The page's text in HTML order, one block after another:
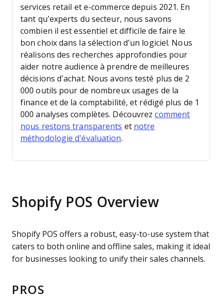
services retail et e-commerce depuis 2021. En
tant qu’experts du secteur, nous savons
combien il est essentiel et difficile de faire le
bon choix dans la sélection d’un logiciel. Nous
réalisons des recherches approfondies pour
aider notre audience à prendre de meilleures
décisions d’achat. Nous avons testé plus de 2
000 outils pour de nombreux usages de la
finance et de la comptabilité, et rédigé plus de 1
000 analyses complètes. Découvrezcomment
nous restons transparents et notre
méthodologie d’évaluation.
Shopify POS Overview
Shopify POS offers a robust, easy-to-use system that
caters to both online and offline sales, making it ideal
for businesses looking to unify their sales channels.
PROS